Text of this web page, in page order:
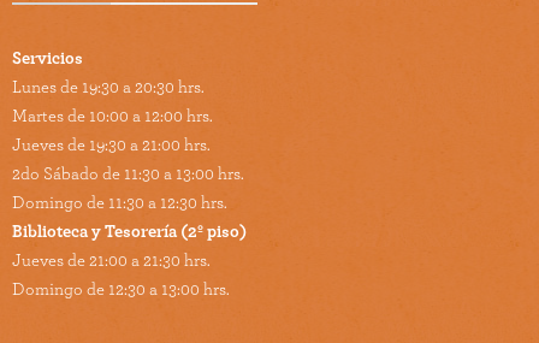
Servicios
Lunes de 19:30 a 20:30 hrs.
Martes de 10:00 a 12:00 hrs.
Jueves de 19:30 a 21:00 hrs.
2do Sábado de 11:30 a 13:00 hrs.
Domingo de 11:30 a 12:30 hrs.
Biblioteca y Tesorería (2º piso)
Jueves de 21:00 a 21:30 hrs.
Domingo de 12:30 a 13:00 hrs.